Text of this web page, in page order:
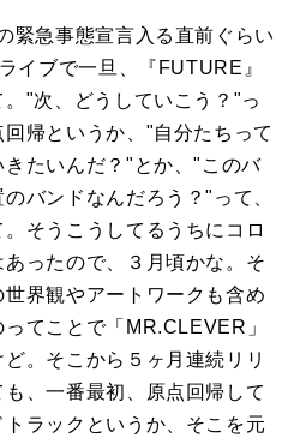
緊急事態宣言入る直前ぐらい
イブで一旦、『FUTURE』
"次、どうしていこう？"っ
帰というか、"自分たちって
たいんだ？"とか、"このバ
バンドなんだろう？"って、
そうこうしてるうちにコロ
ったので、３月頃かな。そ
界観やアートワークも含め
てことで「MR.CLEVER」
。そこから５ヶ月連続リリ
、一番最初、原点回帰して
ラックというか、そこを元